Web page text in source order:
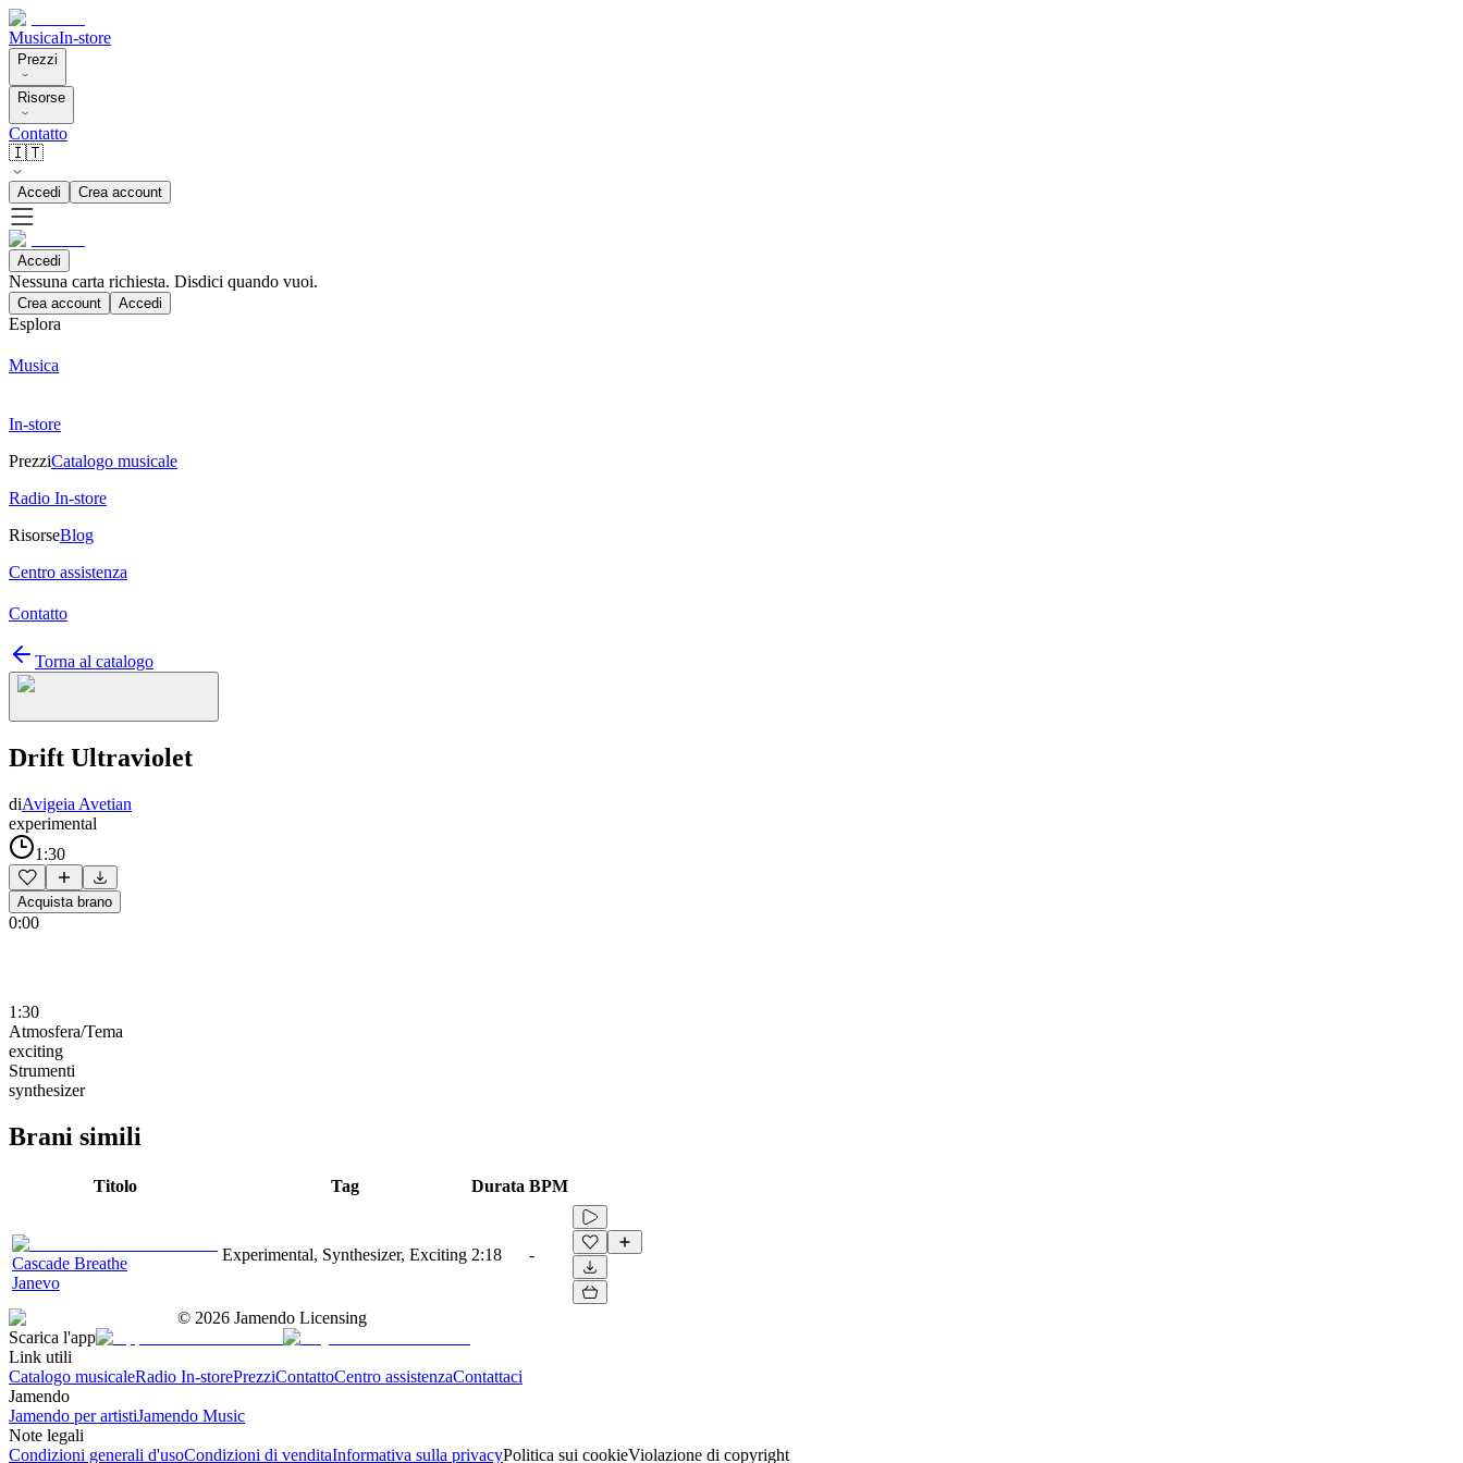
MusicaIn-store
Prezzi
Risorse
Contatto
🇮🇹
Accedi Crea account
Accedi
Nessuna carta richiesta. Disdici quando vuoi.
Crea account Accedi
Esplora
Musica
In-store
PrezziCatalogo musicale
Radio In-store
RisorseBlog
Centro assistenza
Contatto
Torna al catalogo
Drift Ultraviolet
diAvigeia Avetian
experimental
1:30
Acquista brano
0:00
1:30
Atmosfera/Tema
exciting
Strumenti
synthesizer
Brani simili
Titolo Tag Durata BPM
Cascade Breathe
Janevo
Experimental, Synthesizer, Exciting 2:18 -
© 2026 Jamendo Licensing
Scarica l'app
Link utili
Catalogo musicaleRadio In-storePrezziContattoCentro assistenzaContattaci
Jamendo
Jamendo per artistiJamendo Music
Note legali
Condizioni generali d'usoCondizioni di venditaInformativa sulla privacyPolitica sui cookieViolazione di copyright